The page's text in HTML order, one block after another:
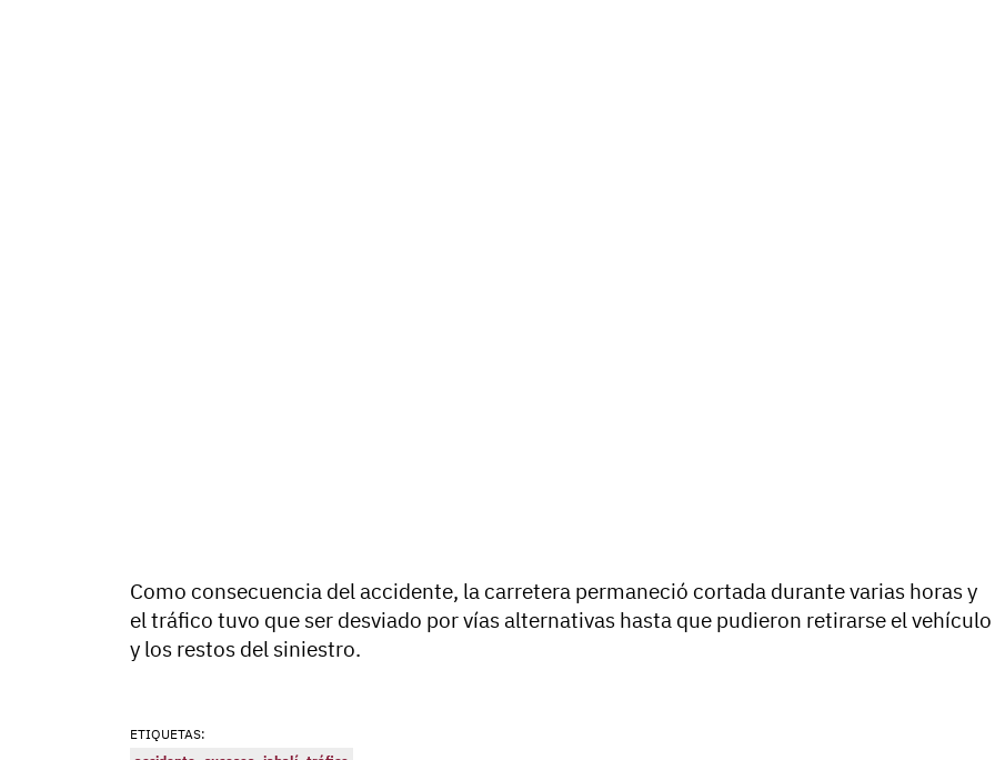
Como consecuencia del accidente, la carretera permaneció cortada durante varias horas y
el tráfico tuvo que ser desviado por vías alternativas hasta que pudieron retirarse el vehículo
y los restos del siniestro.
ETIQUETAS: